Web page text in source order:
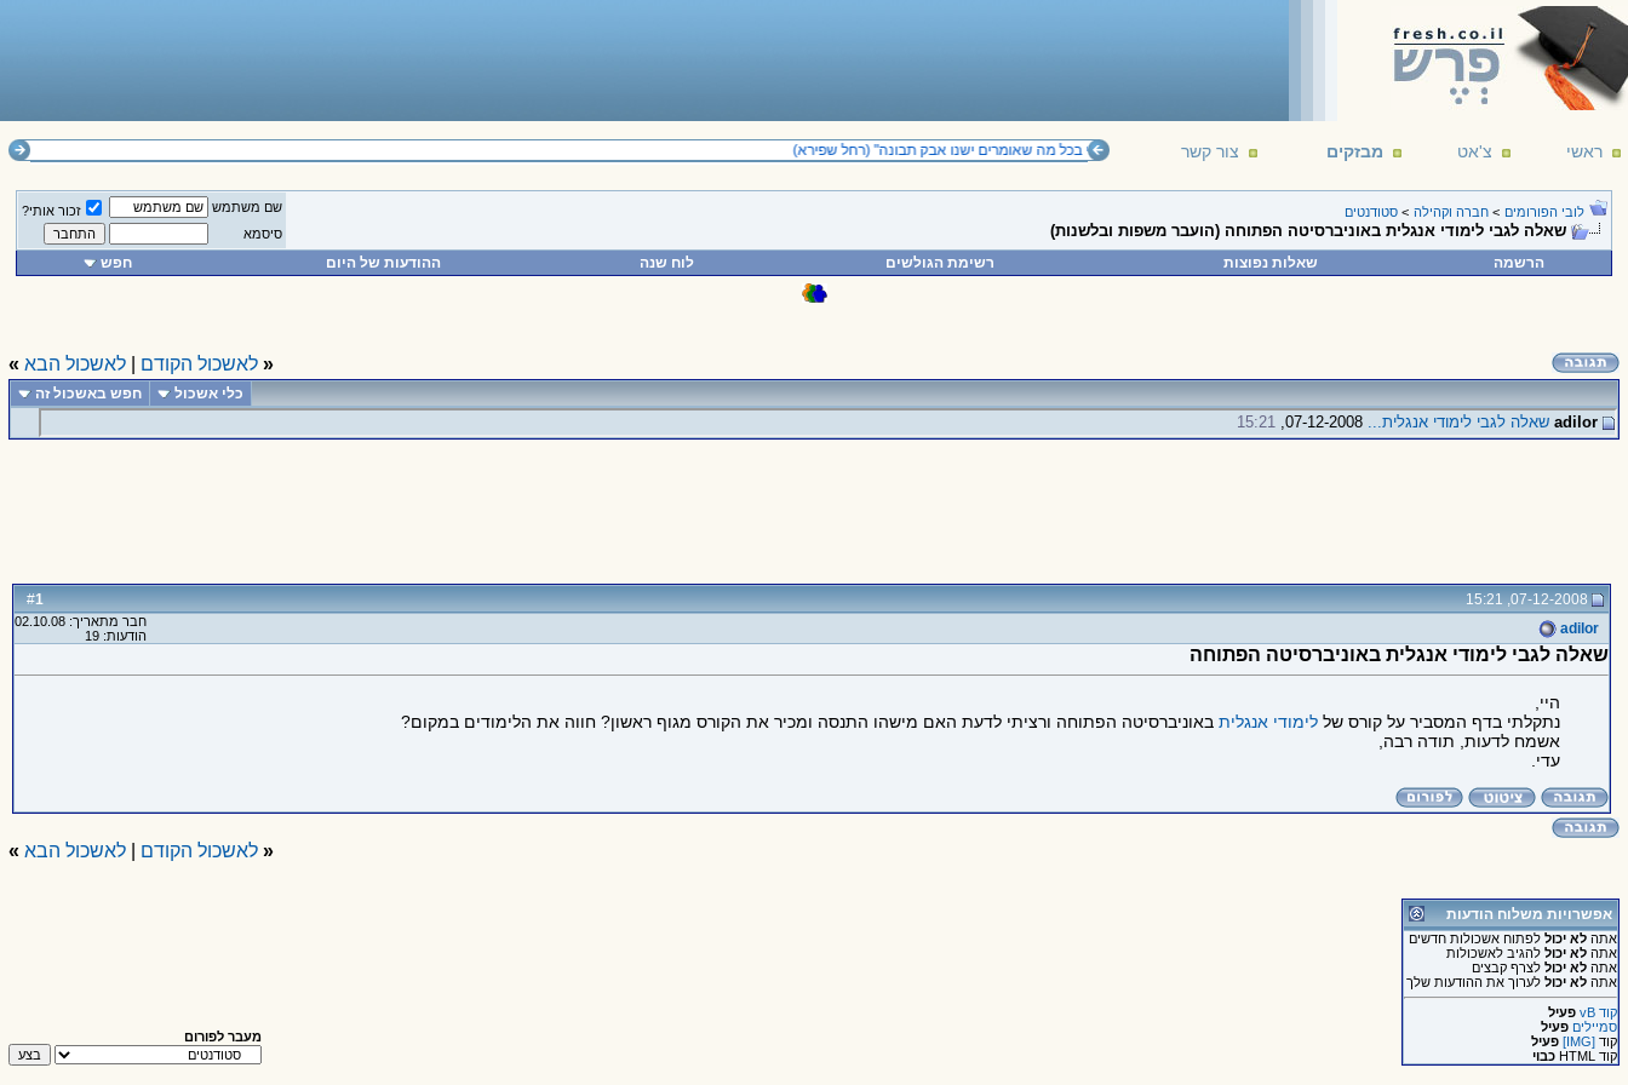
ראשי צ'אט מבזקים צור קשר "ונדמה לי בכל מה שאומרים ישנו אבק תבונה" (רחל שפירא)
לובי הפורומים > חברה וקהילה > סטודנטים
שאלה לגבי לימודי אנגלית באוניברסיטה הפתוחה (הועבר משפות ובלשנות)
שם משתמש
זכור אותי?
סיסמא
הרשמה שאלות נפוצות רשימת הגולשים לוח שנה ההודעות של היום חפש
« לאשכול הקודם לאשכול הבא »
כלי אשכול חפש באשכול זה
adilor שאלה לגבי לימודי אנגלית... 15:21
#
1
07-12-2008, 15:21
adilor
חבר מתאריך: 02.10.08
הודעות: 19
שאלה לגבי לימודי אנגלית באוניברסיטה הפתוחה
היי,
נתקלתי בדף המסביר על קורס של לימודי אנגליתבאוניברסיטה הפתוחה ורציתי לדעת האם מישהו התנסה ומכיר את הקורס מגוף ראשון? חווה את הלימודים במקום?
אשמח לדעות, תודה רבה,
עדי.
« לאשכול הקודם |לאשכול הבא »
אפשרויות משלוח הודעות
אתה לא יכוללפתוח אשכולות חדשים
אתה לא יכוללהגיב לאשכולות
אתה לא יכוללצרף קבצים
אתה לא יכוללערוך את ההודעות שלך
קוד vB
פעיל
סמיילים פעיל
קוד [IMG]
פעיל
קוד HTML
כבוי
מעבר לפורום